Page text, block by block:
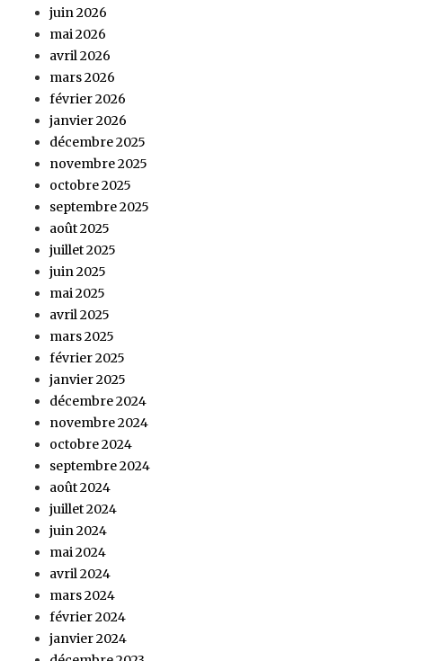
juin 2026
mai 2026
avril 2026
mars 2026
février 2026
janvier 2026
décembre 2025
novembre 2025
octobre 2025
septembre 2025
août 2025
juillet 2025
juin 2025
mai 2025
avril 2025
mars 2025
février 2025
janvier 2025
décembre 2024
novembre 2024
octobre 2024
septembre 2024
août 2024
juillet 2024
juin 2024
mai 2024
avril 2024
mars 2024
février 2024
janvier 2024